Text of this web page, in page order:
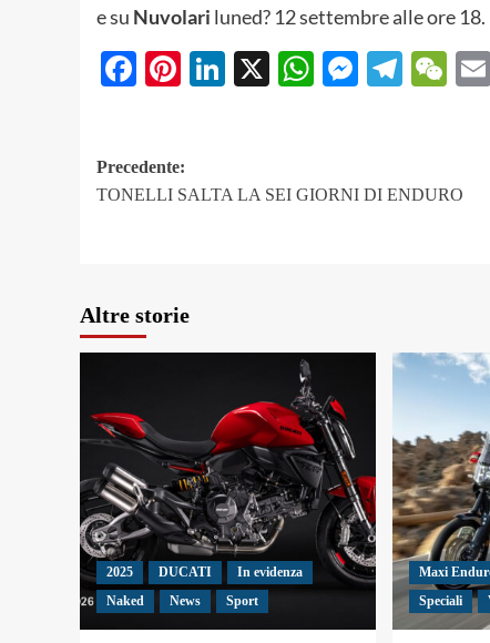
e su Nuvolari luned? 12 settembre alle ore 18.
Facebook
Pinterest
LinkedIn
X WhatsApp
Navigazione
articolo
Precedente:
TONELLI SALTA LA SEI GIORNI DI ENDURO
Altre storie
2025 DUCATI
In evidenza
Naked
News Sport
Maxi
Speciali